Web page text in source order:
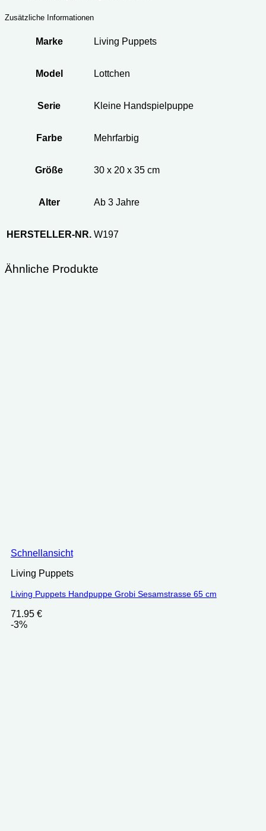
Zusätzliche Informationen
Marke Living Puppets
Model Lottchen
Serie Kleine Handspielpuppe
Farbe Mehrfarbig
Größe 30 x 20 x 35 cm
Alter Ab 3 Jahre
HERSTELLER-NR. W197
Ähnliche Produkte
Schnellansicht
Living Puppets
Living Puppets Handpuppe Grobi Sesamstrasse 65 cm
71.95 €
-3%